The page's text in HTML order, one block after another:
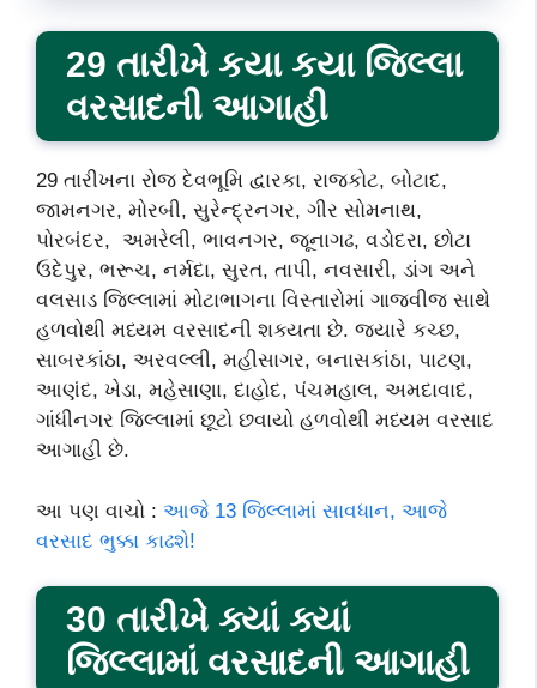
29 તારીખે કયા કયા જિલ્લા
વરસાદની આગાહી
29 તારીખના રોજ દેવભૂમિ દ્વારકા, રાજકોટ, બોટાદ,
જામનગર, મોરબી, સુરેન્દ્રનગર, ગીર સોમનાથ,
પોરબંદર, અમરેલી, ભાવનગર, જૂનાગઢ, વડોદરા, છોટા
ઉદેપુર, ભરૂચ, નર્મદા, સુરત, તાપી, નવસારી, ડાંગ અને
વલસાડ જિલ્લામાં મોટાભાગના વિસ્તારોમાં ગાજવીજ સાથે
હળવોથી મધ્યમ વરસાદની શક્યતા છે. જ્યારે કચ્છ,
સાબરકાંઠા, અરવલ્લી, મહીસાગર, બનાસકાંઠા, પાટણ,
આણંદ, ખેડા, મહેસાણા, દાહોદ, પંચમહાલ, અમદાવાદ,
ગાંધીનગર જિલ્લામાં છૂટો છવાયો હળવોથી મધ્યમ વરસાદ
આગાહી છે.
આ પણ વાચો : આજે 13 જિલ્લામાં સાવધાન, આજે
વરસાદ ભુક્કા કાઢશે!
30 તારીખે ક્યાં ક્યાં
જિલ્લામાં વરસાદની આગાહી